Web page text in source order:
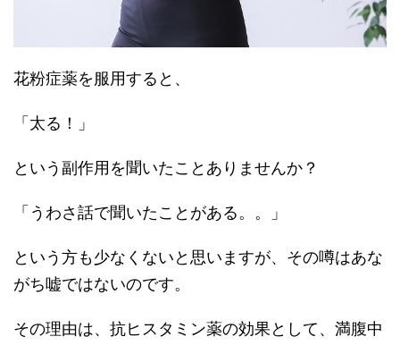
花粉症薬を服用すると、
「太る！」
という副作用を聞いたことありませんか？
「うわさ話で聞いたことがある。。」
という方も少なくないと思いますが、その噂はあな
がち嘘ではないのです。
その理由は、抗ヒスタミン薬の効果として、満腹中